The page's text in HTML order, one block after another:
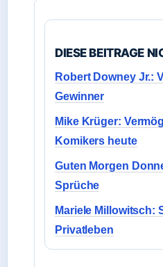
DIESE BEITRAGE
Robert Downey Jr.:
Gewinner
Mike Krüger:
Komikers heute
Guten Morgen
Sprüche
Mariele Millowitsch:
Privatleben